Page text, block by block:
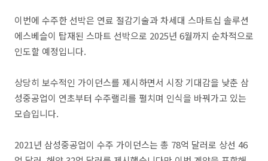
이번에 수주한 선박은 연료 절감기술과 차세대 스마트십 솔루션
에스베슬이 탑재된 스마트 선박으로 2025년 6월까지 순차적으로
인도할 예정입니다.
상당히 보수적인 가이던스를 제시하면서 시장 기대감을 낮춘 삼
성중공업이 연초부터 수주랠리를 펼치며 인식을 바꿔가고 있는
모습입니다.
2021년 삼성중공업이 수주 가이던스는 총 78억 달러로 상선 46